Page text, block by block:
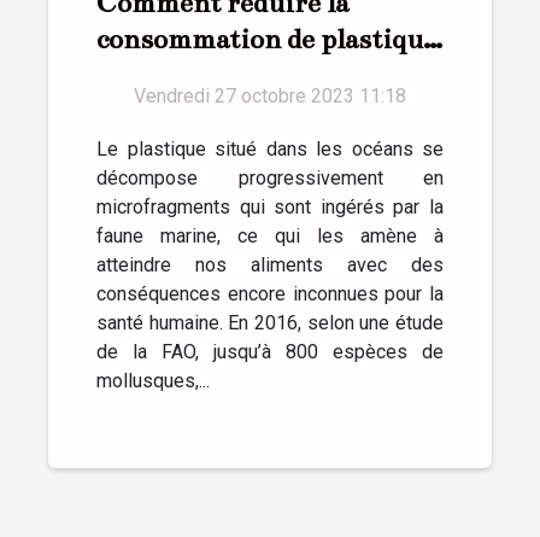
consommation de plastique
Vendredi 27 octobre 2023 11:18
Le plastique situé dans les océans se
décompose progressivement en
microfragments qui sont ingérés par la
faune marine, ce qui les amène à
atteindre nos aliments avec des
conséquences encore inconnues pour la
santé humaine. En 2016, selon une étude
de la FAO, jusqu’à 800 espèces de
mollusques,...